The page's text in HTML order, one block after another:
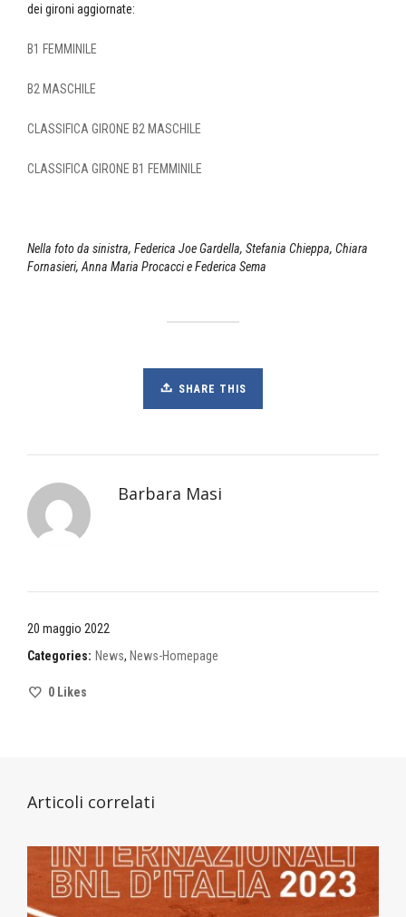
dei gironi aggiornate:
B1 FEMMINILE
B2 MASCHILE
CLASSIFICA GIRONE B2 MASCHILE
CLASSIFICA GIRONE B1 FEMMINILE
Nella foto da sinistra, Federica Joe Gardella, Stefania Chieppa, Chiara
Fornasieri, Anna Maria Procacci e Federica Sema
SHARE THIS
Barbara Masi
20 maggio 2022
Categories: News, News-Homepage
0 Likes
Articoli correlati